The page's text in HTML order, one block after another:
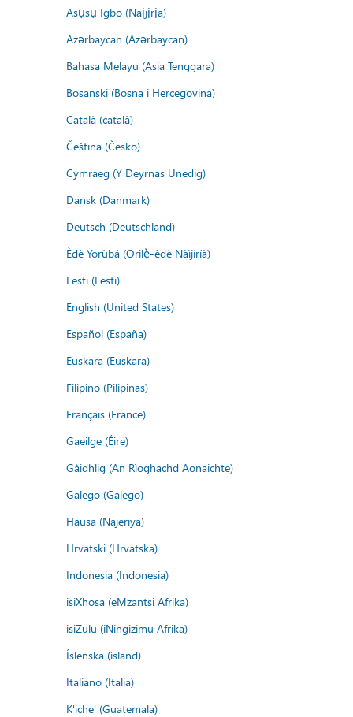
Asụsụ Igbo (Naịjịrịa)
Azərbaycan (Azərbaycan)
Bahasa Melayu (Asia Tenggara)
Bosanski (Bosna i Hercegovina)
Català (català)
Čeština (Česko)
Cymraeg (Y Deyrnas Unedig)
Dansk (Danmark)
Deutsch (Deutschland)
Èdè Yorùbá (Orilẹ̀-èdè Nàìjíríà)
Eesti (Eesti)
English (United States)
Español (España)
Euskara (Euskara)
Filipino (Pilipinas)
Français (France)
Gaeilge (Éire)
Gàidhlig (An Rìoghachd Aonaichte)
Galego (Galego)
Hausa (Najeriya)
Hrvatski (Hrvatska)
Indonesia (Indonesia)
isiXhosa (eMzantsi Afrika)
isiZulu (iNingizimu Afrika)
Íslenska (ísland)
Italiano (Italia)
K'iche' (Guatemala)